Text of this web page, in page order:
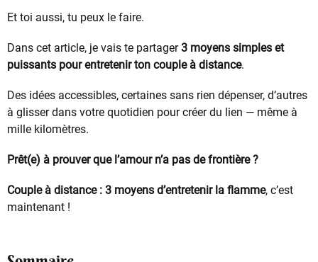
Et toi aussi, tu peux le faire.
Dans cet article, je vais te partager3 moyens simples et
puissants pour entretenir ton couple à distance.
Des idées accessibles, certaines sans rien dépenser, d’autres
à glisser dans votre quotidien pour créer du lien — même à
mille kilomètres.
Prêt(e) à prouver que l’amour n’a pas de frontière ?
Couple à distance : 3 moyens d’entretenir la flamme, c’est
maintenant !